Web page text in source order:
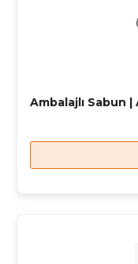
Ambalajlı Sabun |